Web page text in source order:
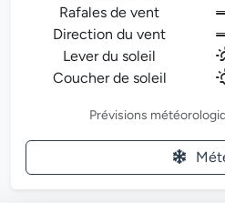
Rafales de vent
Direction du vent
Lever du soleil
Coucher de soleil
Prévisions